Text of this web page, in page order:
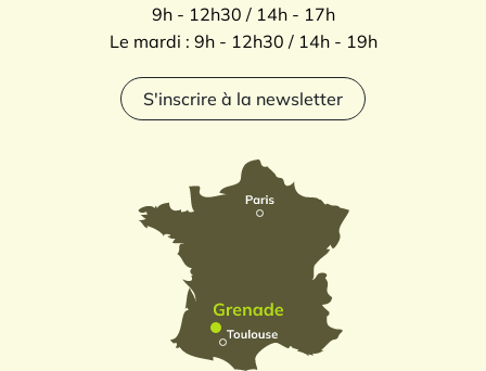
9h - 12h30 / 14h - 17h
Le mardi : 9h - 12h30 / 14h - 19h
S'inscrire à la newsletter